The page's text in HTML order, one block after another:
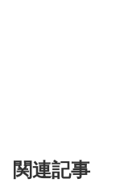
関連記事